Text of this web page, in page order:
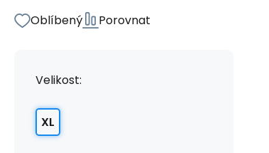
Oblíbený Porovnat
Velikost:
XL